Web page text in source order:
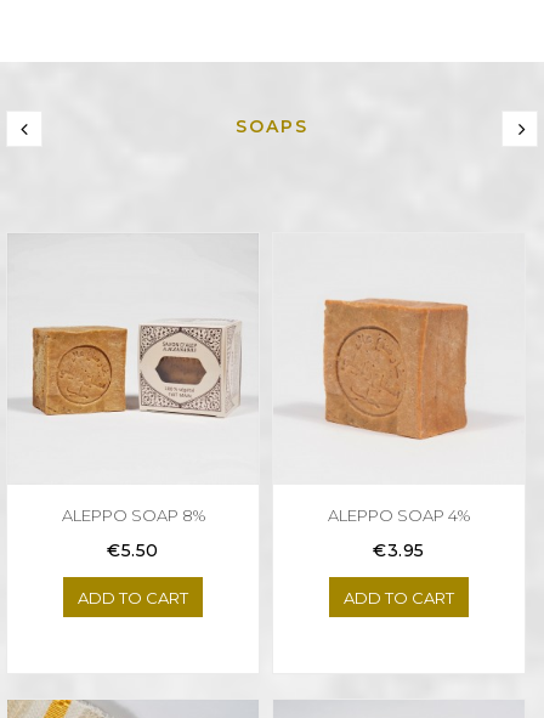
SOAPS
ALEPPO SOAP 8%
Price
€5.50
ADD TO CART
ALEPPO SOAP 4%
Price
€3.95
ADD TO CART